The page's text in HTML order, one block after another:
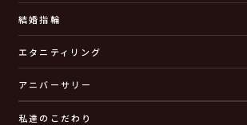
結婚指輪
エタニティリング
アニバーサリー
私達のこだわり